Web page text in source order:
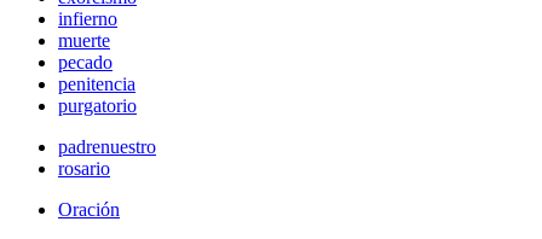
infierno
muerte
pecado
penitencia
purgatorio
padrenuestro
rosario
Oración